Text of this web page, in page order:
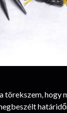
törekszem, hogy